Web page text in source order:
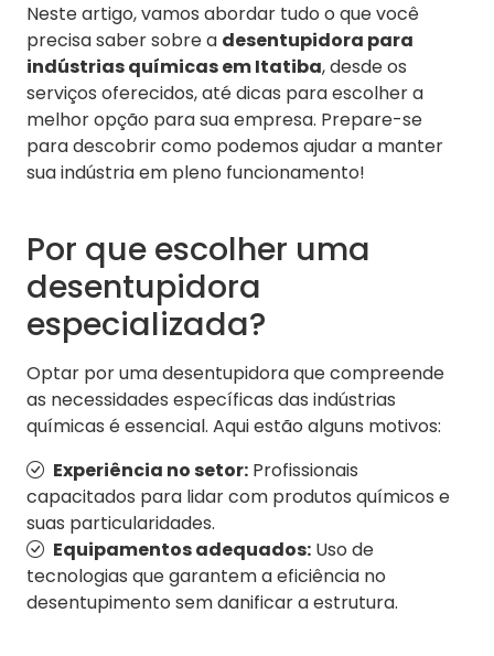
Neste artigo, vamos abordar tudo o que você
precisa saber sobre a desentupidora para
indústrias químicas em Itatiba, desde os
serviços oferecidos, até dicas para escolher a
melhor opção para sua empresa. Prepare-se
para descobrir como podemos ajudar a manter
sua indústria em pleno funcionamento!
Por que escolher uma
desentupidora
especializada?
Optar por uma desentupidora que compreende
as necessidades específicas das indústrias
químicas é essencial. Aqui estão alguns motivos:
Experiência no setor: Profissionais
capacitados para lidar com produtos químicos e
suas particularidades.
Equipamentos adequados: Uso de
tecnologias que garantem a eficiência no
desentupimento sem danificar a estrutura.